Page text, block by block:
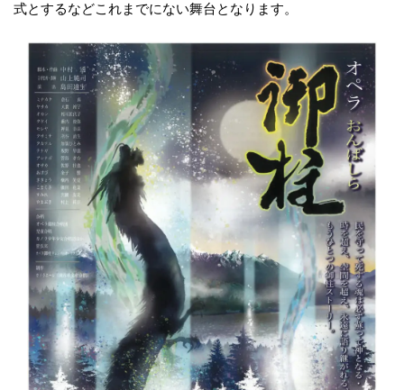
式とするなどこれまでにない舞台となります。